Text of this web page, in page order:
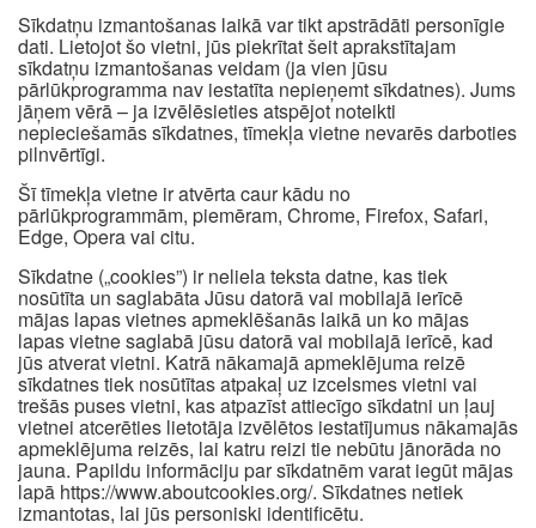
Sīkdatņu izmantošanas laikā var tikt apstrādāti personīgie
dati. Lietojot šo vietni, jūs piekrītat šeit aprakstītajam
sīkdatņu izmantošanas veidam (ja vien jūsu
pārlūkprogramma nav iestatīta nepieņemt sīkdatnes). Jums
jāņem vērā – ja izvēlēsieties atspējot noteikti
nepieciešamās sīkdatnes, tīmekļa vietne nevarēs darboties
pilnvērtīgi.
Šī tīmekļa vietne ir atvērta caur kādu no
pārlūkprogrammām, piemēram, Chrome, Firefox, Safari,
Edge, Opera vai citu.
Sīkdatne („cookies”) ir neliela teksta datne, kas tiek
nosūtīta un saglabāta Jūsu datorā vai mobilajā ierīcē
mājas lapas vietnes apmeklēšanās laikā un ko mājas
lapas vietne saglabā jūsu datorā vai mobilajā ierīcē, kad
jūs atverat vietni. Katrā nākamajā apmeklējuma reizē
sīkdatnes tiek nosūtītas atpakaļ uz izcelsmes vietni vai
trešās puses vietni, kas atpazīst attiecīgo sīkdatni un ļauj
vietnei atcerēties lietotāja izvēlētos iestatījumus nākamajās
apmeklējuma reizēs, lai katru reizi tie nebūtu jānorāda no
jauna. Papildu informāciju par sīkdatnēm varat iegūt mājas
lapā https://www.aboutcookies.org/. Sīkdatnes netiek
izmantotas, lai jūs personiski identificētu.